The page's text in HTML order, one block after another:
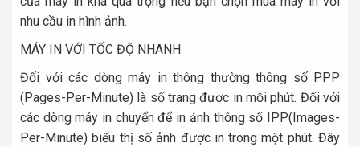
nhu cầu in hình ảnh.
MÁY IN VỚI TỐC ĐỘ NHANH
Đối với các dòng máy in thông thường thông số PPP
(Pages-Per-Minute) là số trang được in mỗi phút. Đối với
các dòng máy in chuyển để in ảnh thông số IPP(Images-
Per-Minute) biểu thị số ảnh được in trong một phút. Đây